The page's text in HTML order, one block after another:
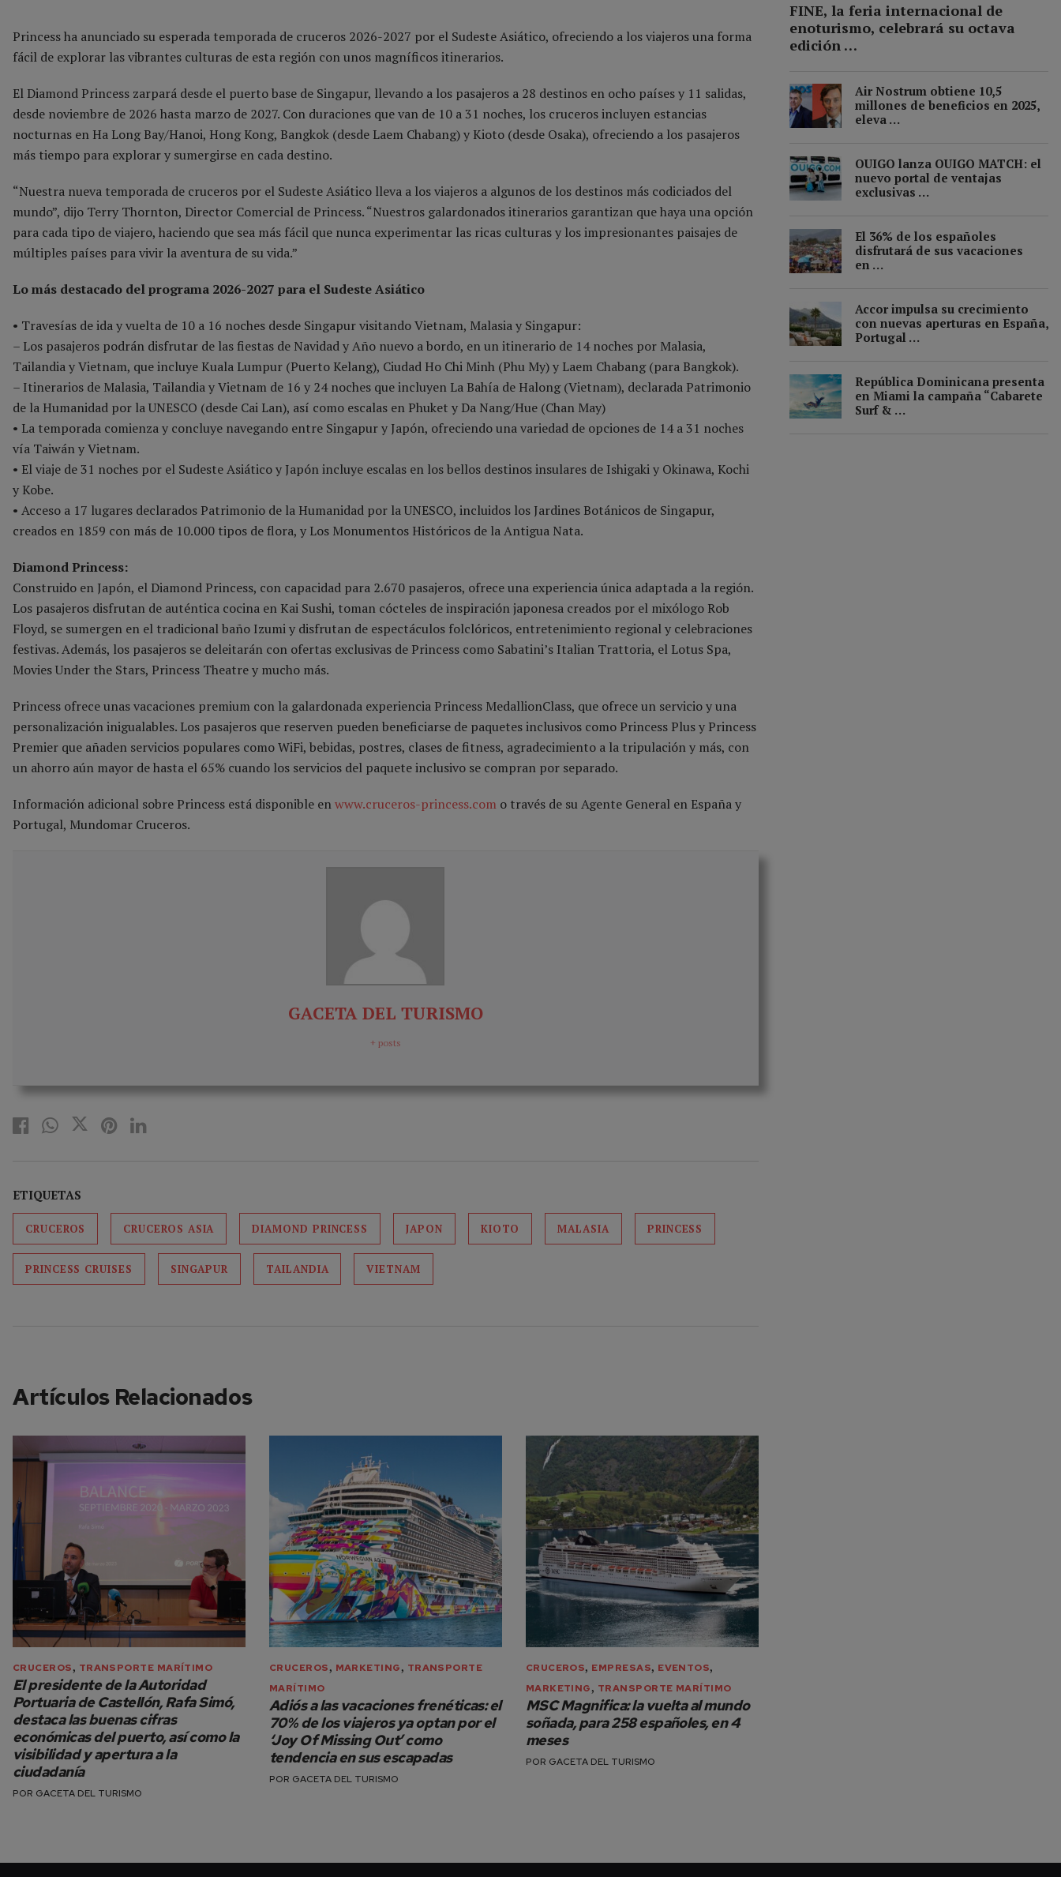
Princess ha anunciado su esperada temporada de cruceros 2026-2027 por el Sudeste Asiático, ofreciendo a los viajeros una forma
fácil de explorar las vibrantes culturas de esta región con unos magníficos itinerarios.
El Diamond Princess zarpará desde el puerto base de Singapur, llevando a los pasajeros a 28 destinos en ocho países y 11 salidas,
desde noviembre de 2026 hasta marzo de 2027. Con duraciones que van de 10 a 31 noches, los cruceros incluyen estancias
nocturnas en Ha Long Bay/Hanoi, Hong Kong, Bangkok (desde Laem Chabang) y Kioto (desde Osaka), ofreciendo a los pasajeros
más tiempo para explorar y sumergirse en cada destino.
“Nuestra nueva temporada de cruceros por el Sudeste Asiático lleva a los viajeros a algunos de los destinos más codiciados del
mundo”, dijo Terry Thornton, Director Comercial de Princess. “Nuestros galardonados itinerarios garantizan que haya una opción
para cada tipo de viajero, haciendo que sea más fácil que nunca experimentar las ricas culturas y los impresionantes paisajes de
múltiples países para vivir la aventura de su vida.”
Lo más destacado del programa 2026-2027 para el Sudeste Asiático
• Travesías de ida y vuelta de 10 a 16 noches desde Singapur visitando Vietnam, Malasia y Singapur:
– Los pasajeros podrán disfrutar de las fiestas de Navidad y Año nuevo a bordo, en un itinerario de 14 noches por Malasia,
Tailandia y Vietnam, que incluye Kuala Lumpur (Puerto Kelang), Ciudad Ho Chi Minh (Phu My) y Laem Chabang (para Bangkok).
– Itinerarios de Malasia, Tailandia y Vietnam de 16 y 24 noches que incluyen La Bahía de Halong (Vietnam), declarada Patrimonio
de la Humanidad por la UNESCO (desde Cai Lan), así como escalas en Phuket y Da Nang/Hue (Chan May)
• La temporada comienza y concluye navegando entre Singapur y Japón, ofreciendo una variedad de opciones de 14 a 31 noches
vía Taiwán y Vietnam.
• El viaje de 31 noches por el Sudeste Asiático y Japón incluye escalas en los bellos destinos insulares de Ishigaki y Okinawa, Kochi
y Kobe.
• Acceso a 17 lugares declarados Patrimonio de la Humanidad por la UNESCO, incluidos los Jardines Botánicos de Singapur,
creados en 1859 con más de 10.000 tipos de flora, y Los Monumentos Históricos de la Antigua Nata.
Diamond Princess:
Construido en Japón, el Diamond Princess, con capacidad para 2.670 pasajeros, ofrece una experiencia única adaptada a la región.
Los pasajeros disfrutan de auténtica cocina en Kai Sushi, toman cócteles de inspiración japonesa creados por el mixólogo Rob
Floyd, se sumergen en el tradicional baño Izumi y disfrutan de espectáculos folclóricos, entretenimiento regional y celebraciones
festivas. Además, los pasajeros se deleitarán con ofertas exclusivas de Princess como Sabatini’s Italian Trattoria, el Lotus Spa,
Movies Under the Stars, Princess Theatre y mucho más.
Princess ofrece unas vacaciones premium con la galardonada experiencia Princess MedallionClass, que ofrece un servicio y una
personalización inigualables. Los pasajeros que reserven pueden beneficiarse de paquetes inclusivos como Princess Plus y Princess
Premier que añaden servicios populares como WiFi, bebidas, postres, clases de fitness, agradecimiento a la tripulación y más, con
un ahorro aún mayor de hasta el 65% cuando los servicios del paquete inclusivo se compran por separado.
Información adicional sobre Princess está disponible enwww.cruceros-princess.com o través de su Agente General en España y
Portugal, Mundomar Cruceros.
GACETA DEL TURISMO
+ posts
ETIQUETAS
CRUCEROS CRUCEROS ASIA DIAMOND PRINCESS JAPON KIOTO MALASIA PRINCESS
PRINCESS CRUISES SINGAPUR TAILANDIA VIETNAM
Artículos Relacionados
CRUCEROS, TRANSPORTE MARÍTIMO
El presidente de la Autoridad
Portuaria de Castellón, Rafa Simó,
destaca las buenas cifras
económicas del puerto, así como la
visibilidad y apertura a la
ciudadanía
POR GACETA DEL TURISMO
CRUCEROS, MARKETING, TRANSPORTE
MARÍTIMO
Adiós a las vacaciones frenéticas: el
70% de los viajeros ya optan por el
‘Joy Of Missing Out’ como
tendencia en sus escapadas
POR GACETA DEL TURISMO
CRUCEROS, EMPRESAS, EVENTOS,
MARKETING, TRANSPORTE MARÍTIMO
MSC Magnifica: la vuelta al mundo
soñada, para 258 españoles, en 4
meses
POR GACETA DEL TURISMO
FINE, la feria internacional de
enoturismo, celebrará su octava
edición …
Air Nostrum obtiene 10,5
millones de beneficios en 2025,
eleva …
OUIGO lanza OUIGO MATCH: el
nuevo portal de ventajas
exclusivas …
El 36% de los españoles
disfrutará de sus vacaciones
en …
Accor impulsa su crecimiento
con nuevas aperturas en España,
Portugal …
República Dominicana presenta
en Miami la campaña “Cabarete
Surf & …